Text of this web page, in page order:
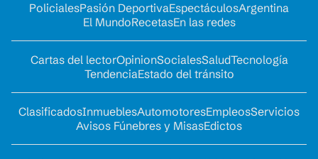
PolicialesPasión DeportivaEspectáculosArgentina
El MundoRecetasEn las redes
Cartas del lectorOpinionSocialesSaludTecnología
TendenciaEstado del tránsito
ClasificadosInmueblesAutomotoresEmpleosServicios
Avisos Fúnebres y MisasEdictos